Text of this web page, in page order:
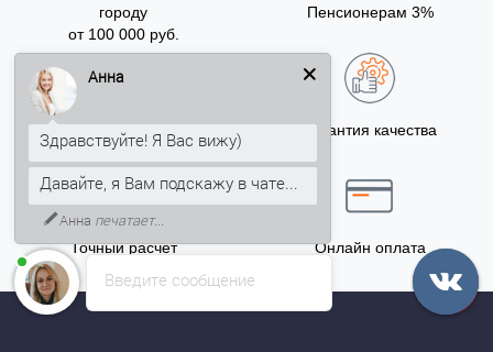
городу
от 100 000 руб.
Пенсионерам 3%
Бонусы за покупку
5% на Ваш счет
Гарантия качества
Точный расчёт Онлайн оплата
Введите сообщение
Анна
Здравствуйте! Я Вас вижу)
Давайте, я Вам подскажу в чате...
Анна печатает...